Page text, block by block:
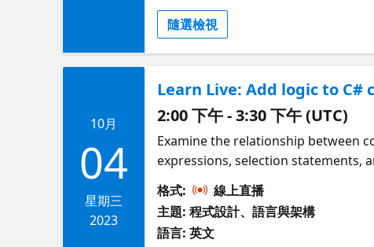
隨選檢視
10月
04
星期三
2023
Learn Live: Add logic to C#
2:00 下午 - 3:30 下午 (UTC)
Examine the relationship between
expressions, selection statements,
格式:
線上直播
主題: 程式設計、語言與架構
語言: 英文